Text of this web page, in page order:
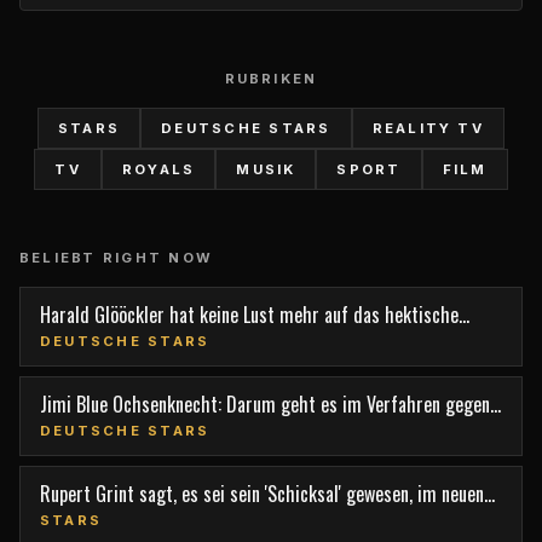
RUBRIKEN
STARS DEUTSCHE STARS REALITY TV
TV ROYALS MUSIK SPORT FILM
BELIEBT RIGHT NOW
Harald Glööckler hat keine Lust mehr auf das hektische
Berlin
DEUTSCHE STARS
Jimi Blue Ochsenknecht: Darum geht es im Verfahren gegen
den TV-Star
DEUTSCHE STARS
Rupert Grint sagt, es sei sein 'Schicksal' gewesen, im neuen
Film 'Nightborn' mitzuspielen
STARS